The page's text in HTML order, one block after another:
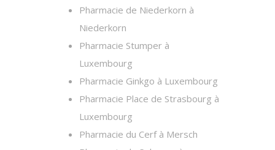
Pharmacie de Niederkorn à
Niederkorn
Pharmacie Stumper à
Luxembourg
Pharmacie Ginkgo à Luxembourg
Pharmacie Place de Strasbourg à
Luxembourg
Pharmacie du Cerf à Mersch